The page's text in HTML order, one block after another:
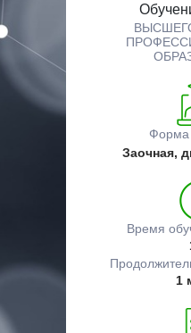
Форма
Заочная,
Время
1